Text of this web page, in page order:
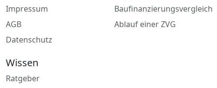
Impressum
AGB
Datenschutz
Baufinanzierungsvergleich
Ablauf einer ZVG
Wissen
Ratgeber